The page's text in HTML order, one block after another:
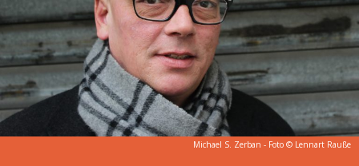
Michael S. Zerban - Foto © Lennart Rauße